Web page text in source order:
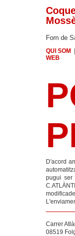
Forn de
QUI SOM
WEB
D'acord
pugui ser
Carrer
08519